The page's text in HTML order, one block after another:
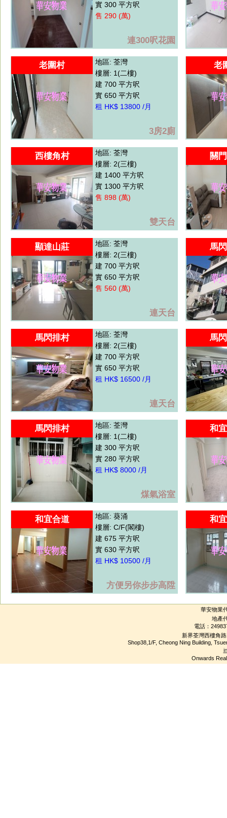
實 300 平方呎
售 290 (萬)
連300呎花園
老圍村
地區: 荃灣
樓層: 1(二樓)
建 700 平方呎
實 650 平方呎
租 HK$ 13800 /月
3房2廁
老
西樓角村
地區: 荃灣
樓層: 2(三樓)
建 1400 平方呎
實 1300 平方呎
售 898 (萬)
雙天台
關
顯達山莊
地區: 荃灣
樓層: 2(三樓)
建 700 平方呎
實 650 平方呎
售 560 (萬)
連天台
馬
馬閃排村
地區: 荃灣
樓層: 2(三樓)
建 700 平方呎
實 650 平方呎
租 HK$ 16500 /月
連天台
馬
馬閃排村
地區: 荃灣
樓層: 1(二樓)
建 300 平方呎
實 280 平方呎
租 HK$ 8000 /月
煤氣浴室
和
和宜合道
地區: 葵涌
樓層: C/F(閣樓)
建 675 平方呎
實 630 平方呎
租 HK$ 10500 /月
方便另你步步高陞
和
華安物業
地產
電話：
新界荃灣西樓角
Shop38,1/F, Cheong Ning Building,
Onwards